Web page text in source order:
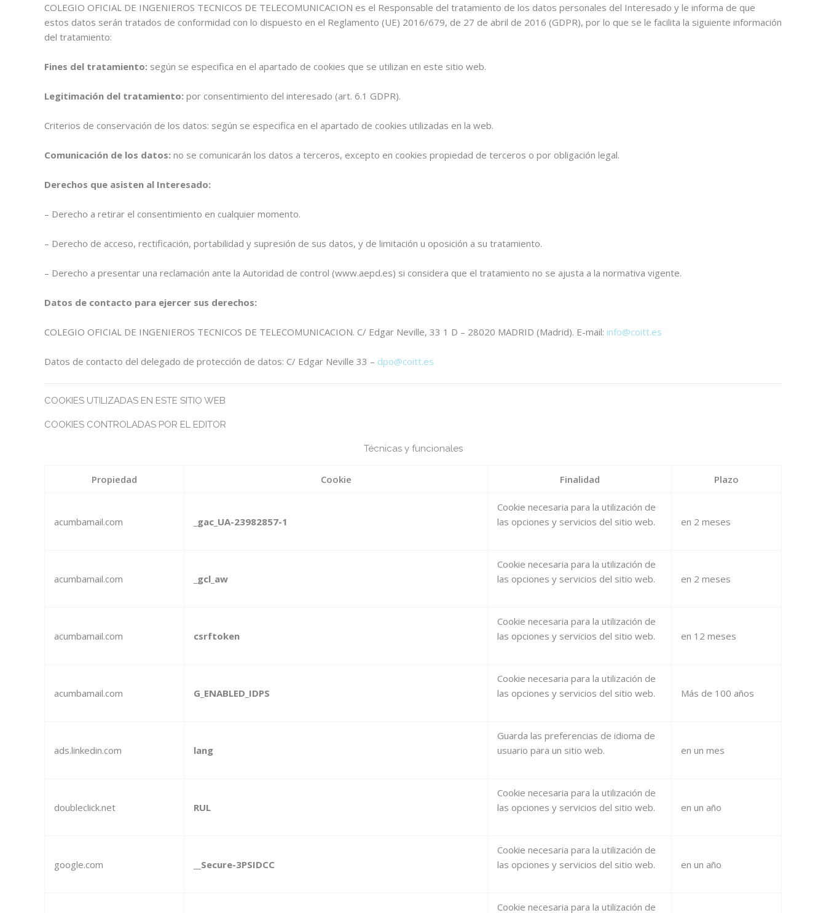
COLEGIO OFICIAL DE INGENIEROS TECNICOS DE TELECOMUNICACION es el Responsable del tratamiento de los datos personales del Interesado y le informa de que
estos datos serán tratados de conformidad con lo dispuesto en el Reglamento (UE) 2016/679, de 27 de abril de 2016 (GDPR), por lo que se le facilita la siguiente información
del tratamiento:
Fines del tratamiento: según se especifica en el apartado de cookies que se utilizan en este sitio web.
Legitimación del tratamiento: por consentimiento del interesado (art. 6.1 GDPR).
Criterios de conservación de los datos: según se especifica en el apartado de cookies utilizadas en la web.
Comunicación de los datos: no se comunicarán los datos a terceros, excepto en cookies propiedad de terceros o por obligación legal.
Derechos que asisten al Interesado:
– Derecho a retirar el consentimiento en cualquier momento.
– Derecho de acceso, rectificación, portabilidad y supresión de sus datos, y de limitación u oposición a su tratamiento.
– Derecho a presentar una reclamación ante la Autoridad de control (www.aepd.es) si considera que el tratamiento no se ajusta a la normativa vigente.
Datos de contacto para ejercer sus derechos:
COLEGIO OFICIAL DE INGENIEROS TECNICOS DE TELECOMUNICACION. C/ Edgar Neville, 33 1 D – 28020 MADRID (Madrid). E-mail: info@coitt.es
Datos de contacto del delegado de protección de datos: C/ Edgar Neville 33 – dpo@coitt.es
COOKIES UTILIZADAS EN ESTE SITIO WEB
COOKIES CONTROLADAS POR EL EDITOR
Técnicas y funcionales
Propiedad Cookie Finalidad Plazo
acumbamail.com _gac_UA-23982857-1
Cookie necesaria para la utilización de
las opciones y servicios del sitio web.
en 2 meses
acumbamail.com _gcl_aw
Cookie necesaria para la utilización de
las opciones y servicios del sitio web.
en 2 meses
acumbamail.com csrftoken
Cookie necesaria para la utilización de
las opciones y servicios del sitio web.
en 12 meses
acumbamail.com G_ENABLED_IDPS
Cookie necesaria para la utilización de
las opciones y servicios del sitio web.
Más de 100 años
ads.linkedin.com lang
Guarda las preferencias de idioma de
usuario para un sitio web.
en un mes
doubleclick.net RUL
Cookie necesaria para la utilización de
las opciones y servicios del sitio web.
en un año
google.com __Secure-3PSIDCC
Cookie necesaria para la utilización de
las opciones y servicios del sitio web.
en un año
Cookie necesaria para la utilización de